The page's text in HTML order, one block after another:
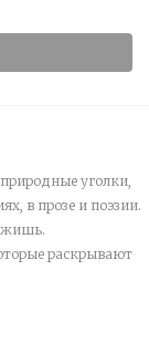
уголки,
в прозе и поэзии.
раскрывают